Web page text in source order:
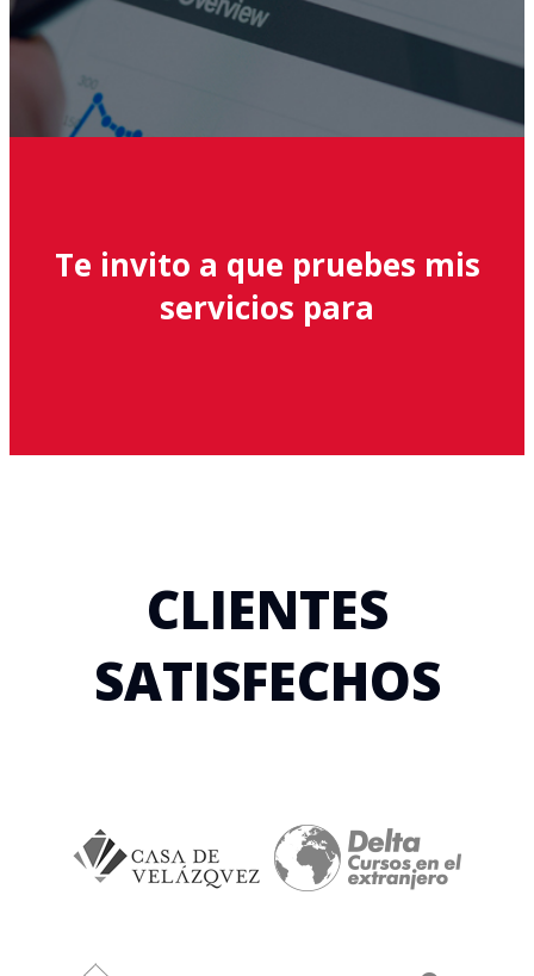
Te invito a que pruebes mis
servicios para
CLIENTES
SATISFECHOS